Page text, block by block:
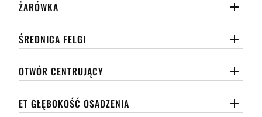
ŻARÓWKA 
ŚREDNICA FELGI 
OTWÓR CENTRUJĄCY 
ET GŁĘBOKOŚĆ OSADZENIA 